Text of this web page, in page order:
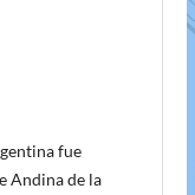
fue
Andina de la